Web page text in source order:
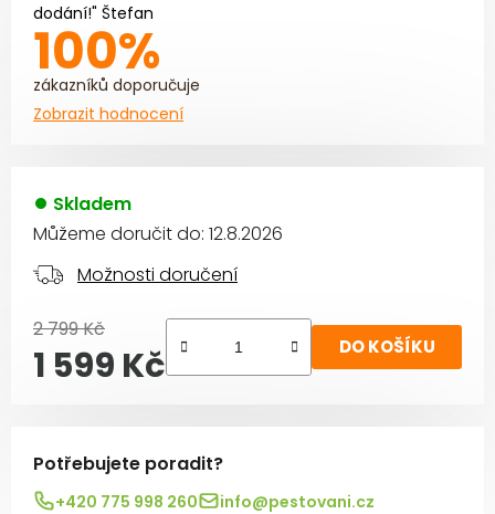
dodání!" Štefan
100%
zákazníků doporučuje
Zobrazit hodnocení
Skladem
Můžeme doručit do: 12.8.2026
Možnosti doručení
2 799 Kč
1 599 Kč DO KOŠÍKU
Potřebujete poradit?
+420 775 998 260 info@pestovani.cz